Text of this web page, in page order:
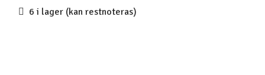
6 i lager (kan restnoteras)